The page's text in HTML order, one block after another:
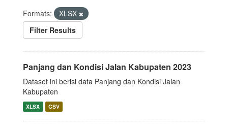
Formats:
XLSX
Filter Results
Panjang dan Kondisi Jalan Kabupaten 2023
Dataset ini berisi data Panjang dan Kondisi Jalan
Kabupaten
XLSX CSV